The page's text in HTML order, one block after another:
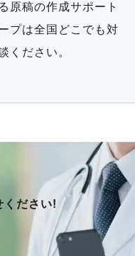
原稿の作成サポート
プは全国どこでも対
ください。
ください!